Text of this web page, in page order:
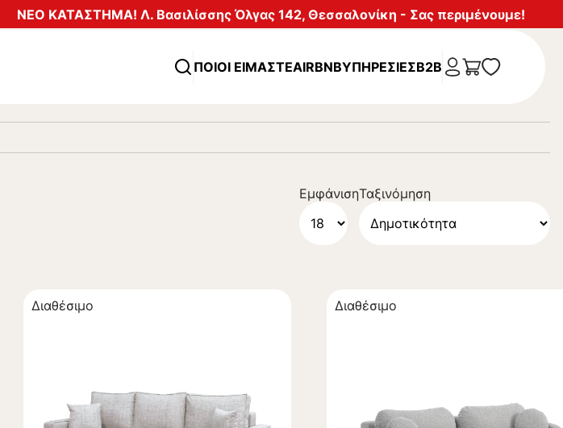
ΝΕΟ ΚΑΤΑΣΤΗΜΑ! Λ. Βασιλίσσης Όλγας 142, Θεσσαλονίκη - Σας περιμένουμε!
ΠΟΙΟΙ ΕΙΜΑΣΤΕAIRBNBΥΠΗΡΕΣΊΕΣB2B
ΕμφάνισηΤαξινόμηση
Διαθέσιμο Διαθέσιμο